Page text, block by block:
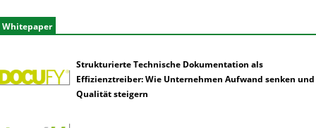
Whitepaper
Strukturierte Technische Dokumentation als
Effizienztreiber: Wie Unternehmen Aufwand senken und
Qualität steigern